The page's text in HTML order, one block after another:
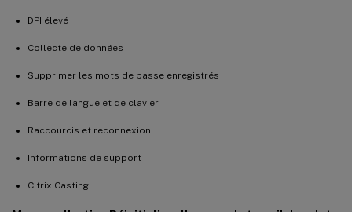
DPI élevé
Collecte de données
Supprimer les mots de passe enregistrés
Barre de langue et de clavier
Raccourcis et reconnexion
Informations de support
Citrix Casting